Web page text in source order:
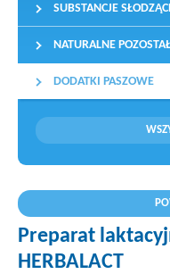
SUBSTANCJE
NATURALNE
DODATKI PASZOWE
Preparat
HERBALACT